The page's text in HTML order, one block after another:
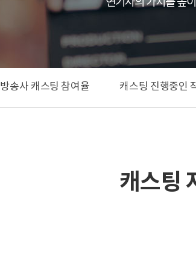
방송사 캐스팅 참여율 캐스팅 진행중인
캐스팅